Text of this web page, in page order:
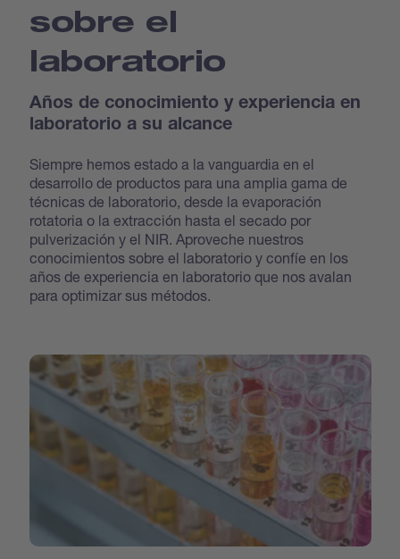
sobre el
laboratorio
Años de conocimiento y experiencia en
laboratorio a su alcance
Siempre hemos estado a la vanguardia en el
desarrollo de productos para una amplia gama de
técnicas de laboratorio, desde la evaporación
rotatoria o la extracción hasta el secado por
pulverización y el NIR. Aproveche nuestros
conocimientos sobre el laboratorio y confíe en los
años de experiencia en laboratorio que nos avalan
para optimizar sus métodos.